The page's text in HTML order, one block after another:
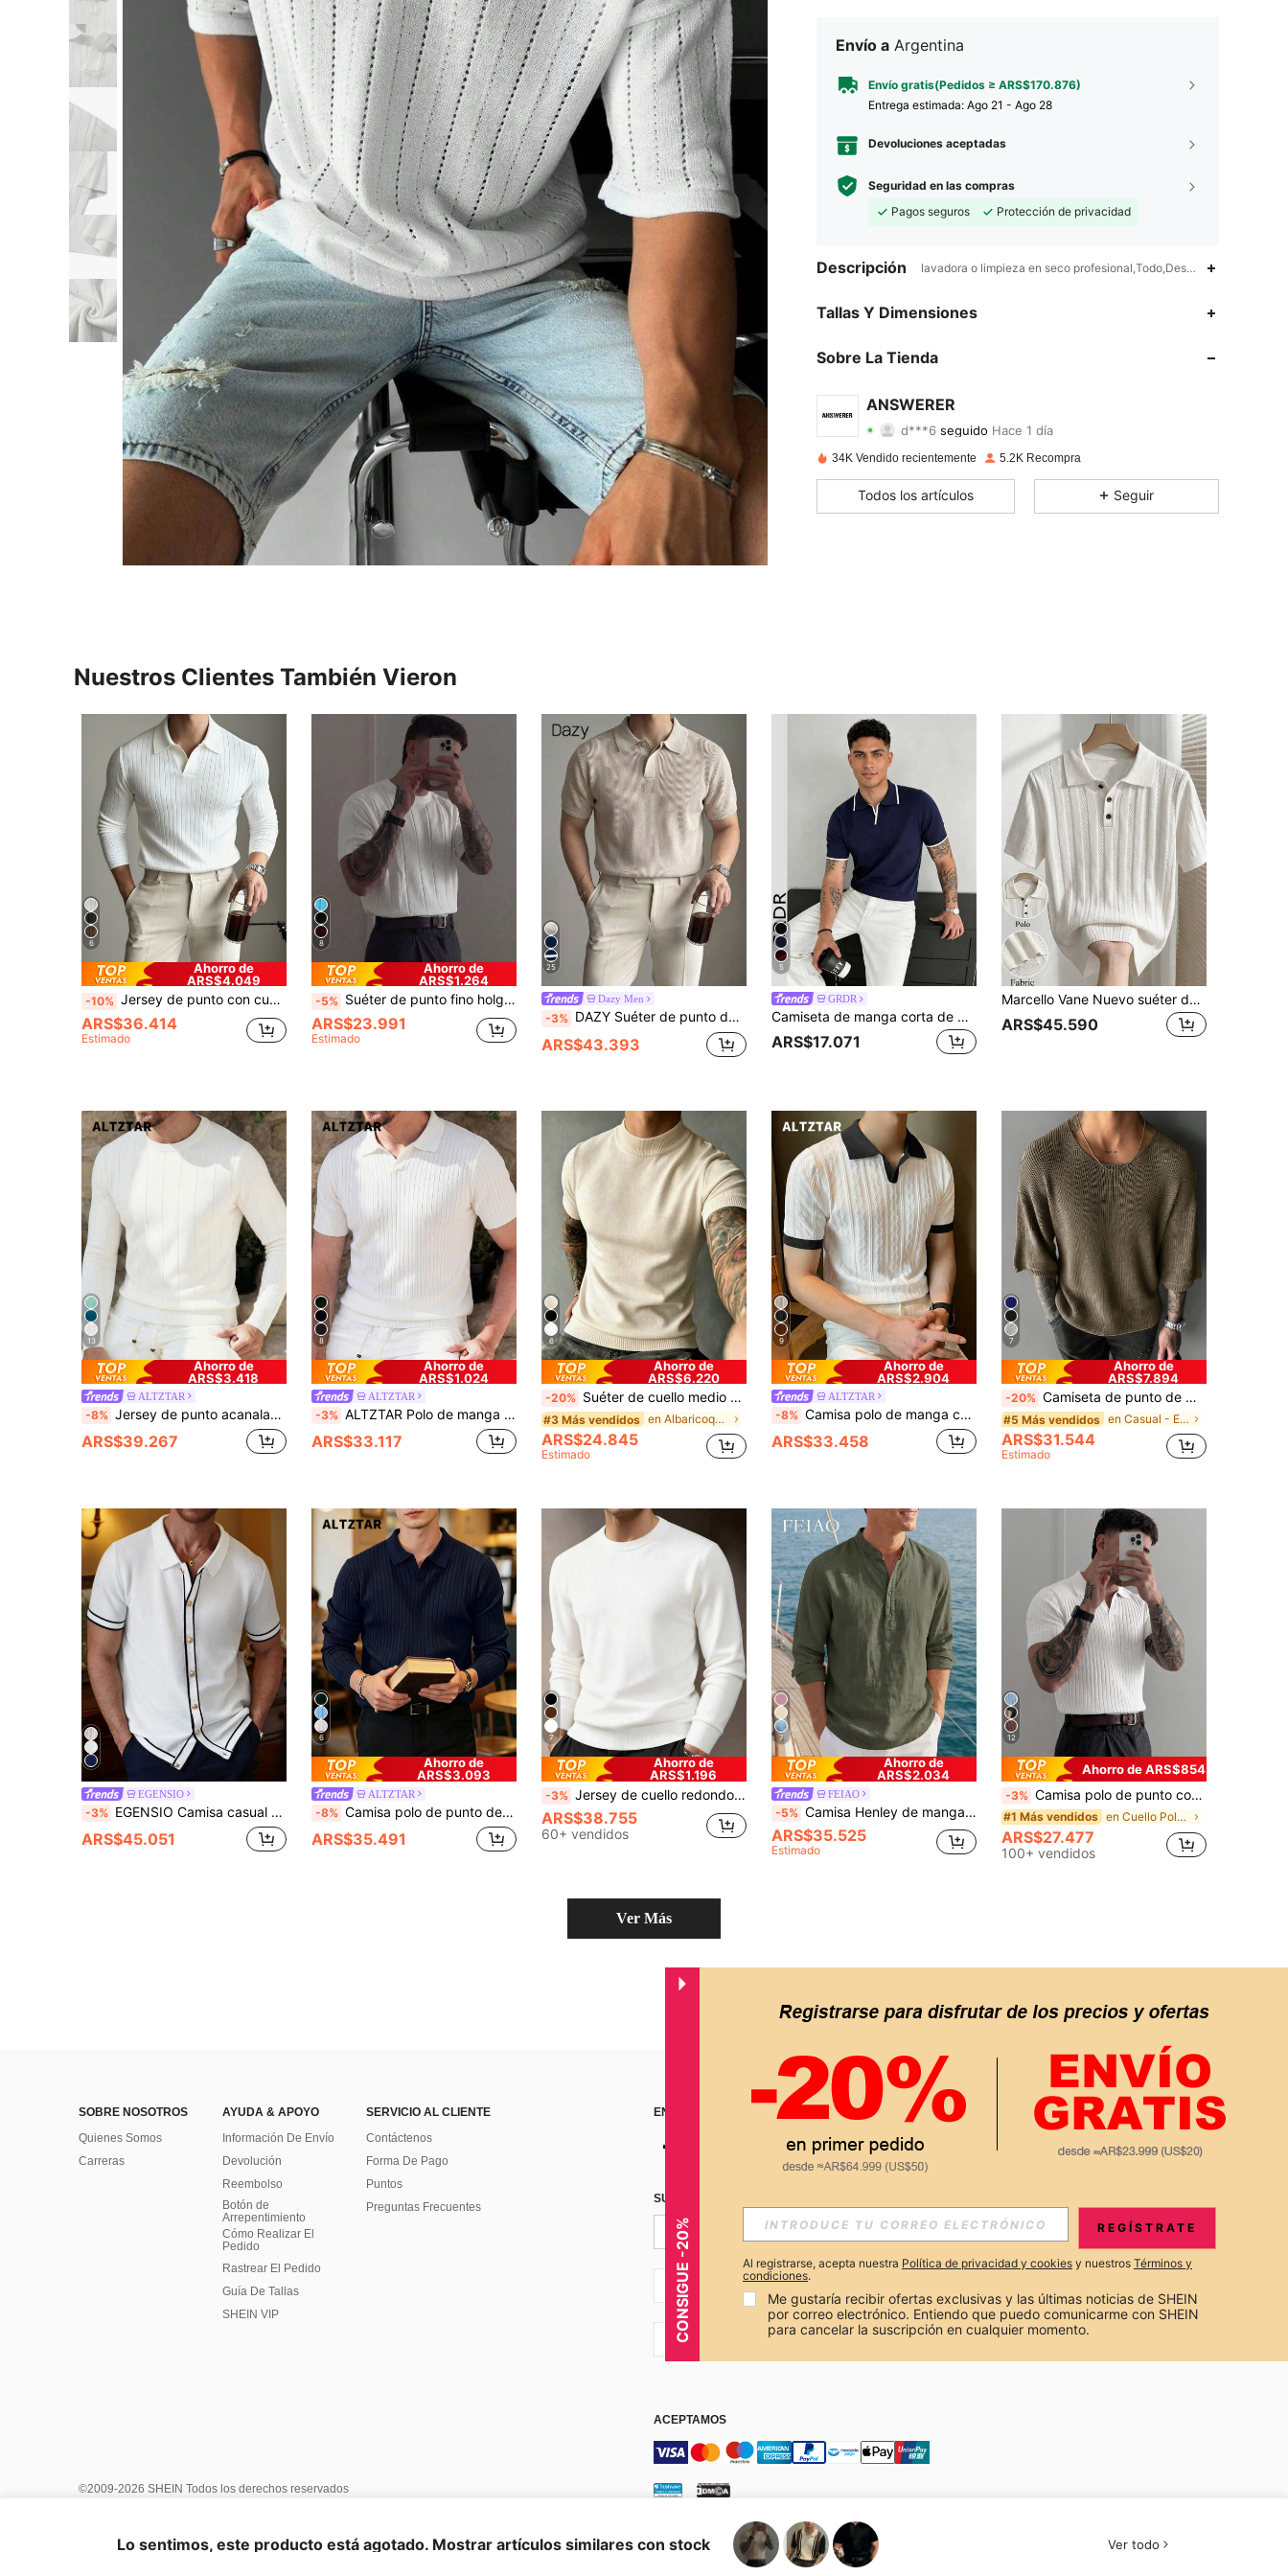
Envío a Argentina
Envío gratis(Pedidos ≥ ARS$170.876)
Entrega estimada: Ago 21 - Ago 28
Devoluciones aceptadas
Seguridad en las compras
Pagos seguros
Protección de privacidad
Descripción lavadora o limpieza en seco profesional,Todo,Desplazamientos
Tallas Y Dimensiones
Sobre La Tienda
ANSWERER
d***6seguido
4,74 Calificación 38Artículos
4,74 38 8.3K
34K Vendido recientemente 5.2K Recompra
Todos los artículos Seguir
Nuestros Clientes También Vieron
6
Ahorro de
ARS$4.049
-10% Jersey de punto con cuello de canalé de unicolor y costillas verticales para hombre, parte superior de manga larga simple y versátil
ARS$36.414
Estimado
8
Ahorro de
ARS$1.264
-5% Suéter de punto fino holgado de manga corta con cuello redondo acanalado para hombre, primavera/verano
ARS$23.991
Estimado
25
Dazy Men
-3% DAZY Suéter de punto de color sólido albaricoque con cremallera media para hombre en verano
ARS$43.393
5
GRDR
Camiseta de manga corta de punto a rayas casual para hombre de verano GRDR - Atuendo de moda minimalista y cómodo
ARS$17.071
Marcello Vane Nuevo suéter de punto casual con diseño elegante de estilo europeo y americano para hombres, suéter de punto blanco
ARS$45.590
13
Ahorro de
ARS$3.418
ALTZTAR
-8% Jersey de punto acanalado casual para hombre de ALTZTAR, cuello redondo, moda minimalista apta para uso diario
ARS$39.267
8
Ahorro de
ARS$1.024
ALTZTAR
-3% ALTZTAR Polo de manga corta de punto acanalado de unicolor y ajuste holgado para hombre
ARS$33.117
6
Ahorro de
ARS$6.220
-20% Suéter de cuello medio alto de manga corta de punto para hombre
#3 Más vendidos en Albaricoque Tops de punto para hombre
ARS$24.845
Estimado
9
Ahorro de
ARS$2.904
ALTZTAR
-8% Camisa polo de manga corta con textura de cable de color contrastante para hombres ALTZTAR
ARS$33.458
7
Ahorro de
ARS$7.894
-20% Camiseta de punto de manga corta, cuello redondo, unicolor, holgada y casual, talla grande para hombre
#5 Más vendidos en Casual - Estilo minimalista Hombres Prendas De
ARS$31.544
Estimado
EGENSIO
-3% EGENSIO Camisa casual de punto de manga corta con botones y ribete de contraste para hombres
ARS$45.051
6
Ahorro de
ARS$3.093
ALTZTAR
-8% Camisa polo de punto de manga larga delgada y holgada con rayas para hombre ALTZTAR, minimalista y de moda para el uso diario, primavera y otoño
ARS$35.491
7
Ahorro de
ARS$1.196
-3% Jersey de cuello redondo casual de unicolor para hombre, otoño/invierno
ARS$38.755
60+ vendidos
7
Ahorro de
ARS$2.034
FEIAO
-5% Camisa Henley de manga enrollada con cuello Mao y estilo de moneda antigua retro para hombres FEIAO - Camisa ligera y transpirable de cuello Henley de manga larga para hombres, camisa casual de 100% algodón para todas las estaciones
ARS$35.525
Estimado
12
Ahorro de ARS$854
-3% Camisa polo de punto con cuello de avión acanalado para hombre, manga corta, moda de verano, casual elegante
#1 Más vendidos en Cuello Polos para hombre
ARS$27.477
100+ vendidos
Ver Más
SOBRE NOSOTROS
Quienes Somos
Carreras
AYUDA & APOYO
Información De Envío
Devolución
Reembolso
Botón de
Arrepentimiento
Cómo Realizar El
Pedido
Rastrear El Pedido
Guía De Tallas
SHEIN VIP
SERVICIO AL CLIENTE
Contáctenos
Forma De Pago
Puntos
Preguntas Frecuentes
ENCUÉNTRANOS EN APP
SUSCRÍBETE PARA RECIBIR OFERTAS EXCLUSIVAS, PROMOCIONES Y NOTICIAS DE SHEIN
Suscribir
AR + 54
AR + 54
ACEPTAMOS
©2009-2026 SHEIN Todos los derechos reservados
United States
Lo sentimos, este producto está agotado. Mostrar artículos similares con stock Ver todo
CONSIGUE -20% REGÍSTRATE
Al registrarse, acepta nuestra Política de privacidad y cookies y nuestros Términos y
condiciones.
Me gustaría recibir ofertas exclusivas y las últimas noticias de SHEIN
por correo electrónico. Entiendo que puedo comunicarme con SHEIN
para cancelar la suscripción en cualquier momento.